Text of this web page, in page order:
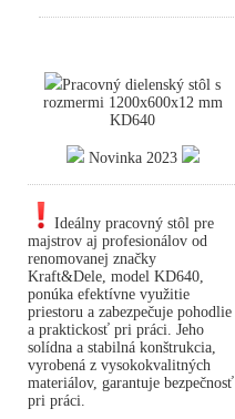
Pracovný dielenský stôl s
rozmermi 1200x600x12 mm
KD640
Novinka 2023
Ideálny pracovný stôl pre
majstrov aj profesionálov od
renomovanej značky
Kraft&Dele, model KD640,
ponúka efektívne využitie
priestoru a zabezpečuje pohodlie
a praktickosť pri práci. Jeho
solídna a stabilná konštrukcia,
vyrobená z vysokokvalitných
materiálov, garantuje bezpečnosť
pri práci.